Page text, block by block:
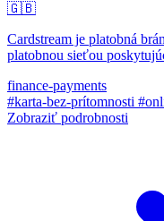
🇬🇧
Cardstream je platobná
platobnou sieťou
finance-payments
#karta-bez-prítomnosti
Zobraziť podrobnosti